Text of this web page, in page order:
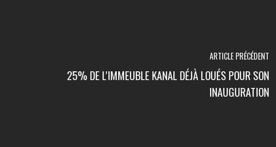
ARTICLE PRÉCÉDENT
25% DE L'IMMEUBLE KANAL DÉJÀ LOUÉS POUR SON
INAUGURATION